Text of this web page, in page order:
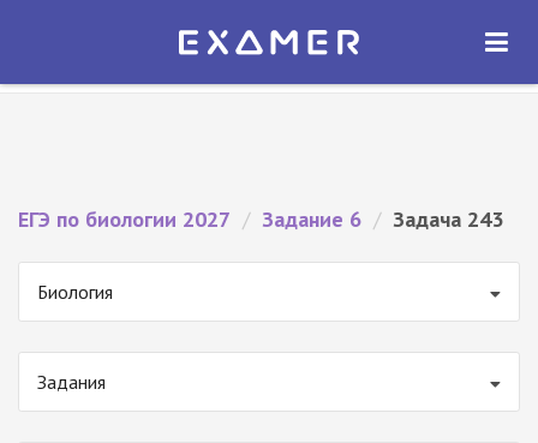
Экзамер — ЕГЭ 2027
ОТКРЫТЬ
ЕГЭ по биологии 2027 / Задание 6 / Задача 243
Биология
Задания